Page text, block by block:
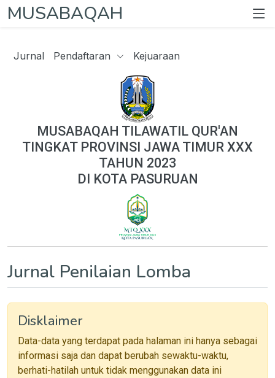
MUSABAQAH
Jurnal Pendaftaran Kejuaraan
MUSABAQAH TILAWATIL QUR'AN
TINGKAT PROVINSI JAWA TIMUR XXX
TAHUN 2023
DI KOTA PASURUAN
Jurnal Penilaian Lomba
Disklaimer
Data-data yang terdapat pada halaman ini hanya sebagai
informasi saja dan dapat berubah sewaktu-waktu,
berhati-hatilah untuk tidak menggunakan data ini